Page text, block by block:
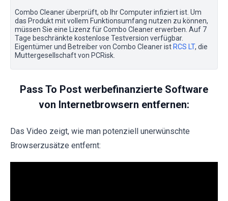
Combo Cleaner überprüft, ob Ihr Computer infiziert ist. Um
das Produkt mit vollem Funktionsumfang nutzen zu können,
müssen Sie eine Lizenz für Combo Cleaner erwerben. Auf 7
Tage beschränkte kostenlose Testversion verfügbar.
Eigentümer und Betreiber von Combo Cleaner istRCS LT, die
Muttergesellschaft von PCRisk.
Pass To Post werbefinanzierte Software
von Internetbrowsern entfernen:
Das Video zeigt, wie man potenziell unerwünschte
Browserzusätze entfernt: